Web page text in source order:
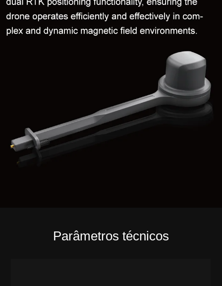
Parâmetros técnicos